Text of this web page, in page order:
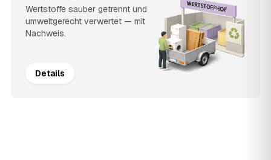
Wertstoffe sauber getrennt und
umweltgerecht verwertet — mit
Nachweis.
Details